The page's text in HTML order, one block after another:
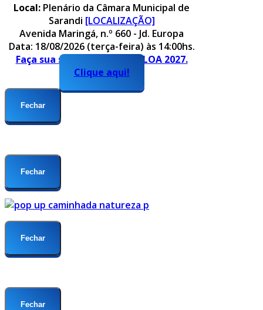
Local: Plenário da Câmara Municipal de
Sarandi [LOCALIZAÇÃO]
Avenida Maringá, n.º 660 - Jd. Europa
Data: 18/08/2026 (terça-feira) às 14:00hs.
Faça sua sugestão para o PLOA 2027.
Clique aqui!
Fechar
Fechar
Fechar
Fechar